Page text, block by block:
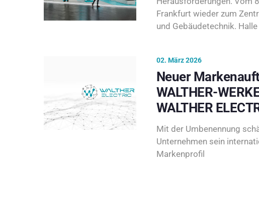
Frankfurt wieder zum
und Gebäudetechnik.
02. März 2026
Neuer
WALTHER-
WALTHER
Mit der Umbenennung
Unternehmen sein
Markenprofil